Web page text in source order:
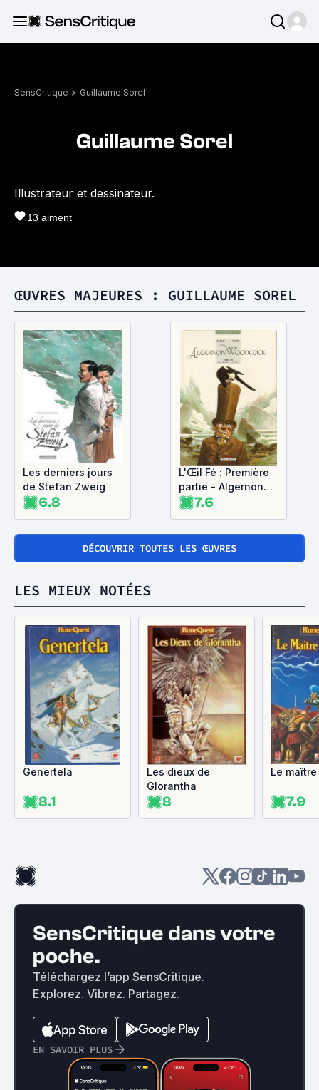
SensCritique > Guillaume Sorel
Guillaume Sorel
Illustrateur et dessinateur.
13 aiment
ŒUVRES MAJEURES : GUILLAUME SOREL
Les derniers jours
de Stefan Zweig
6.8
L'Œil Fé : Première
partie - Algernon
Woodcock, tome 1
7.6
DÉCOUVRIR TOUTES LES ŒUVRES
LES MIEUX NOTÉES
Genertela
8.1
Les dieux de
Glorantha
8
Le
7.9
SensCritique dans votre
poche.
Téléchargez l’app SensCritique.
Explorez. Vibrez. Partagez.
EN SAVOIR PLUS